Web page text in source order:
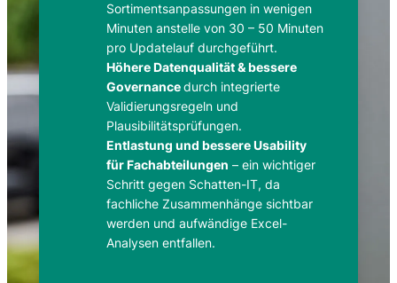
Sortimentsanpassungen in wenigen
Minuten anstelle von 30 – 50 Minuten
pro Updatelauf durchgeführt.
Höhere Datenqualität & bessere
Governancedurch integrierte
Validierungsregeln und
Plausibilitätsprüfungen.
Entlastung und bessere Usability
für Fachabteilungen – ein wichtiger
Schritt gegen Schatten-IT, da
fachliche Zusammenhänge sichtbar
werden und aufwändige Excel-
Analysen entfallen.